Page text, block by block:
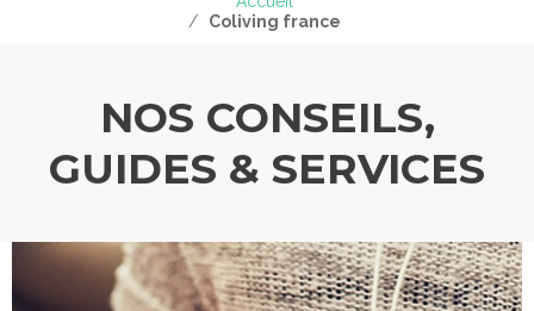
/
Coliving france
NOS CONSEILS,
GUIDES & SERVICES